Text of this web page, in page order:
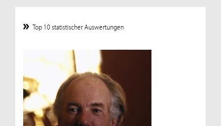
Top 10 statistischer Auswertungen